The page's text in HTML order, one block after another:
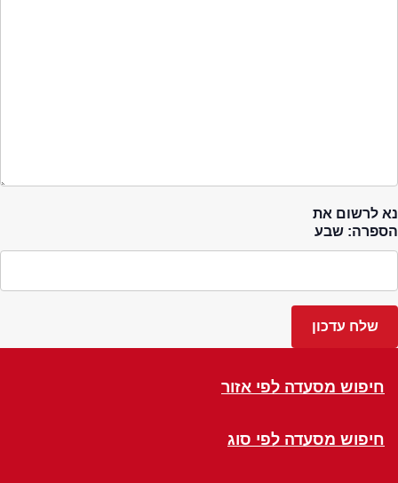
נא לרשום את
הספרה: שבע
חיפוש מסעדה לפי אזור
חיפוש מסעדה לפי סוג